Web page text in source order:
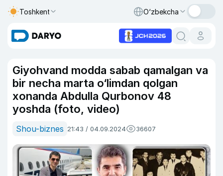
Toshkent O‘zbekcha
Giyohvand modda sabab qamalgan va
bir necha marta o‘limdan qolgan
xonanda Abdulla Qurbonov 48
yoshda (foto, video)
Shou-biznes 21:43 / 04.09.2024 36607